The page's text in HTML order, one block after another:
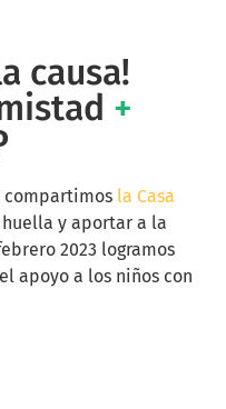
causa!
+
compartimos la Casa
huella y aportar a la
2023 logramos
apoyo a los niños con